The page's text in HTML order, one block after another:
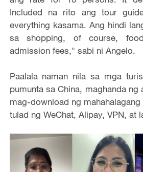
Included na rito ang tour
everything kasama. Ang hindi
sa shopping, of course,
admission fees," sabi ni Angelo.
Paalala naman nila sa mga
pumunta sa China, maghanda
mag-download ng
tulad ng WeChat, Alipay, VPN, at